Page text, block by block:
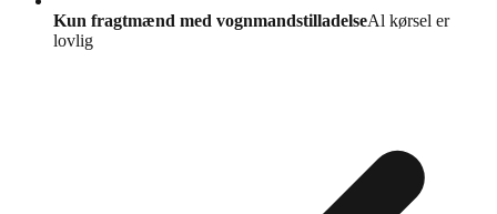
Kun fragtmænd med vognmandstilladelseAl kørsel er
lovlig